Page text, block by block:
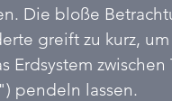
Die bloße
greift zu kurz,
zwischen
pendeln lassen.